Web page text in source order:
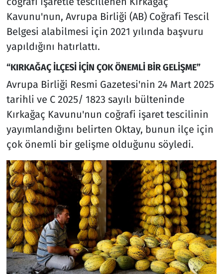
Kavunu'nun, Avrupa Birliği (AB) Coğrafi Tescil
Belgesi alabilmesi için 2021 yılında başvuru
yapıldığını hatırlattı.
“KIRKAĞAÇ İLÇESİ İÇİN ÇOK ÖNEMLİ BİR GELİŞME”
Avrupa Birliği Resmi Gazetesi'nin 24 Mart 2025
tarihli ve C 2025/ 1823 sayılı bülteninde
Kırkağaç Kavunu'nun coğrafi işaret tescilinin
yayımlandığını belirten Oktay, bunun ilçe için
çok önemli bir gelişme olduğunu söyledi.
Teknoloji ve Bilim
Televizyon